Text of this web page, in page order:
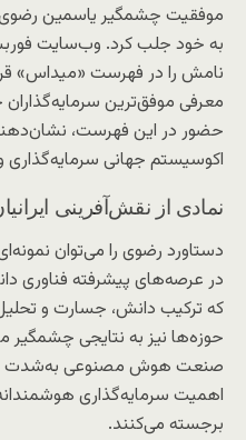
موفقیت چشمگیر یاسمین رضوی
به خود جلب کرد. وب‌سایت
نامش را در فهرست «میداس»
معرفی موفق‌ترین
حضور در این فهرست،
اکوسیستم جهانی سرمایه‌گذاری
نمادی از نقش‌آفرینی
دستاورد رضوی را می‌توان
در عرصه‌های پیشرفته فناوری
که ترکیب دانش، جسارت و
حوزه‌ها نیز به نتایجی چشمگیر
صنعت هوش مصنوعی به‌شدت
اهمیت سرمایه‌گذاری
برجسته می‌کنند.